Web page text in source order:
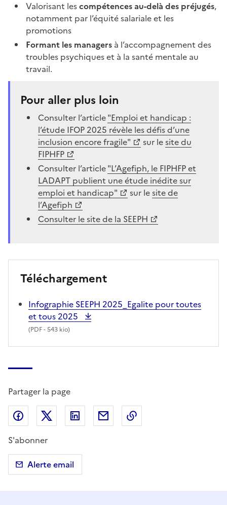
Valorisant lescompétences au-delà des préjugés,
notamment par l’équité salariale et les
promotions
Formant les managers à l’accompagnement des
troubles psychiques et à la santé mentale au
travail.
Pour aller plus loin
Consulter l’article"Emploi et handicap :
l’étude IFOP 2025 révèle les défis d’une
inclusion encore fragile"
sur lesite du
FIPHFP
Consulter l’article"L’Agefiph, le FIPHFP et
LADAPT publient une étude inédite sur
emploi et handicap"
sur lesite de
l’Agefiph
Consulter le site de la SEEPH
Téléchargement
Infographie SEEPH 2025_Egalite pour toutes
et tous 2025
(PDF- 543 kio)
Partager la page
Partager sur Facebook
Partager sur X (anciennement Twitter)
Partager sur LinkedIn
Partager par email
S'abonner
Alerte email